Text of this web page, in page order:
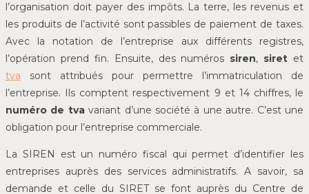
l’organisation doit payer des impôts. La terre, les revenus et
les produits de l’activité sont passibles de paiement de taxes.
Avec la notation de l’entreprise aux différents registres,
l’opération prend fin. Ensuite, des numéros siren, siret et
tva sont attribués pour permettre l’immatriculation de
l’entreprise. Ils comptent respectivement 9 et 14 chiffres, le
numéro de tvavariant d’une société à une autre. C’est une
obligation pour l’entreprise commerciale.
La SIREN est un numéro fiscal qui permet d’identifier les
entreprises auprès des services administratifs. A savoir, sa
demande et celle du SIRET se font auprès du Centre de